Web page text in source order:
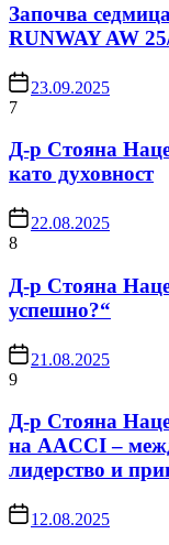
Започва
RUNWAY AW
23.09.2025
7
Д-р Стояна
като духовност
22.08.2025
8
Д-р Стояна
успешно?“
21.08.2025
9
Д-р Стояна
на AACCI –
лидерство и
12.08.2025